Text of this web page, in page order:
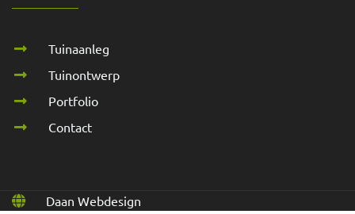
Tuinaanleg
Tuinontwerp
Portfolio
Contact
Daan Webdesign